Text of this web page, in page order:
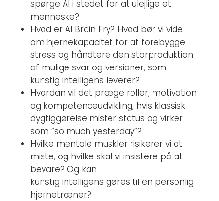
spørge AI i stedet for at ulejlige et
menneske?
Hvad er AI Brain Fry? Hvad bør vi vide
om hjernekapacitet for at forebygge
stress og håndtere den storproduktion
af mulige svar og versioner, som
kunstig intelligens leverer?
Hvordan vil det præge roller, motivation
og kompetenceudvikling, hvis klassisk
dygtiggørelse mister status og virker
som ”so much yesterday”?
Hvilke mentale muskler risikerer vi at
miste, og hvilke skal vi insistere på at
bevare? Og kan
kunstig intelligens gøres til en personlig
hjernetræner?